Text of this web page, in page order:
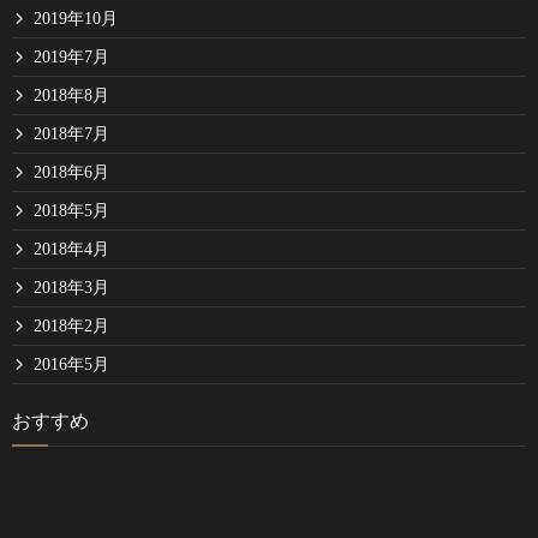
2019年10月
2019年7月
2018年8月
2018年7月
2018年6月
2018年5月
2018年4月
2018年3月
2018年2月
2016年5月
おすすめ